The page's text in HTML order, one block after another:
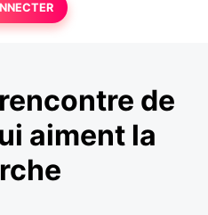
de
aiment la